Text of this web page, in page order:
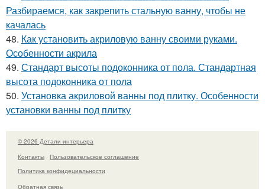
Разбираемся, как закрепить стальную ванну, чтобы не
качалась
48. Как установить акриловую ванну своими руками.
Особенности акрила
49. Стандарт высоты подоконника от пола. Стандартная
высота подоконника от пола
50. Установка акриловой ванны под плитку. Особенности
установки ванны под плитку
© 2026 Детали интерьера
Контакты
Пользовательское соглашение
Политика конфидециальности
Обратная связь